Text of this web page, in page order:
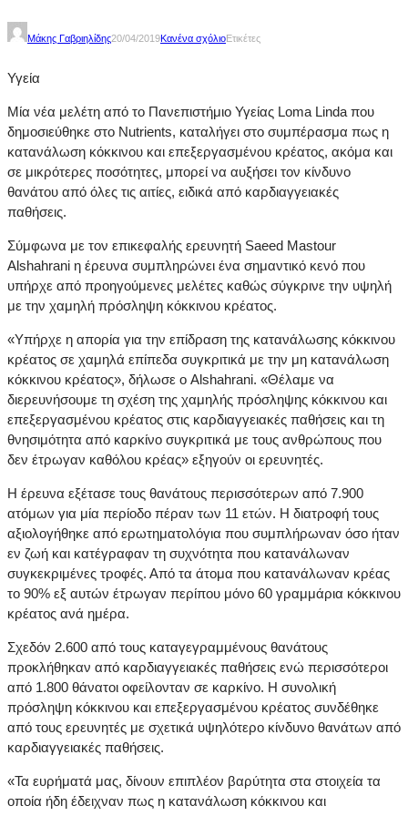
Μάκης Γαβριηλίδης20/04/2019Κανένα σχόλιοΕτικέτες
Υγεία
Μία νέα μελέτη από το Πανεπιστήμιο Υγείας Loma Linda που
δημοσιεύθηκε στο Nutrients, καταλήγει στο συμπέρασμα πως η
κατανάλωση κόκκινου και επεξεργασμένου κρέατος, ακόμα και
σε μικρότερες ποσότητες, μπορεί να αυξήσει τον κίνδυνο
θανάτου από όλες τις αιτίες, ειδικά από καρδιαγγειακές
παθήσεις.
Σύμφωνα με τον επικεφαλής ερευνητή Saeed Mastour
Alshahrani η έρευνα συμπληρώνει ένα σημαντικό κενό που
υπήρχε από προηγούμενες μελέτες καθώς σύγκρινε την υψηλή
με την χαμηλή πρόσληψη κόκκινου κρέατος.
«Υπήρχε η απορία για την επίδραση της κατανάλωσης κόκκινου
κρέατος σε χαμηλά επίπεδα συγκριτικά με την μη κατανάλωση
κόκκινου κρέατος», δήλωσε ο Alshahrani. «Θέλαμε να
διερευνήσουμε τη σχέση της χαμηλής πρόσληψης κόκκινου και
επεξεργασμένου κρέατος στις καρδιαγγειακές παθήσεις και τη
θνησιμότητα από καρκίνο συγκριτικά με τους ανθρώπους που
δεν έτρωγαν καθόλου κρέας» εξηγούν οι ερευνητές.
Η έρευνα εξέτασε τους θανάτους περισσότερων από 7.900
ατόμων για μία περίοδο πέραν των 11 ετών. Η διατροφή τους
αξιολογήθηκε από ερωτηματολόγια που συμπλήρωναν όσο ήταν
εν ζωή και κατέγραφαν τη συχνότητα που κατανάλωναν
συγκεκριμένες τροφές. Από τα άτομα που κατανάλωναν κρέας
το 90% εξ αυτών έτρωγαν περίπου μόνο 60 γραμμάρια κόκκινου
κρέατος ανά ημέρα.
Σχεδόν 2.600 από τους καταγεγραμμένους θανάτους
προκλήθηκαν από καρδιαγγειακές παθήσεις ενώ περισσότεροι
από 1.800 θάνατοι οφείλονταν σε καρκίνο. Η συνολική
πρόσληψη κόκκινου και επεξεργασμένου κρέατος συνδέθηκε
από τους ερευνητές με σχετικά υψηλότερο κίνδυνο θανάτων από
καρδιαγγειακές παθήσεις.
«Τα ευρήματά μας, δίνουν επιπλέον βαρύτητα στα στοιχεία τα
οποία ήδη έδειχναν πως η κατανάλωση κόκκινου και